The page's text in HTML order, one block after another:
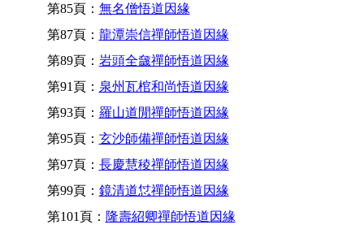
第85頁： 無名僧悟道因緣
第87頁： 龍潭崇信禪師悟道因緣
第89頁： 岩頭全奯禪師悟道因緣
第91頁： 泉州瓦棺和尚悟道因緣
第93頁： 羅山道閒禪師悟道因緣
第95頁： 玄沙師備禪師悟道因緣
第97頁： 長慶慧稜禪師悟道因緣
第99頁： 鏡清道怤禪師悟道因緣
第101頁： 隆壽紹卿禪師悟道因緣